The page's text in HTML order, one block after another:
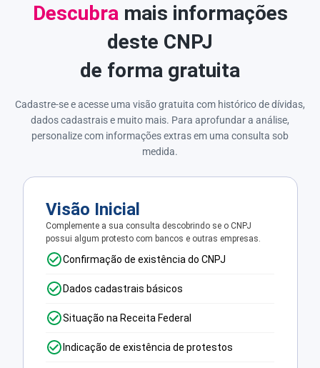
Descubra mais informações
deste CNPJ
de forma gratuita
Cadastre-se e acesse uma visão gratuita com histórico de dívidas,
dados cadastrais e muito mais. Para aprofundar a análise,
personalize com informações extras em uma consulta sob
medida.
Visão Inicial
Complemente a sua consulta descobrindo se o CNPJ
possui algum protesto com bancos e outras empresas.
Confirmação de existência do CNPJ
Dados cadastrais básicos
Situação na Receita Federal
Indicação de existência de protestos